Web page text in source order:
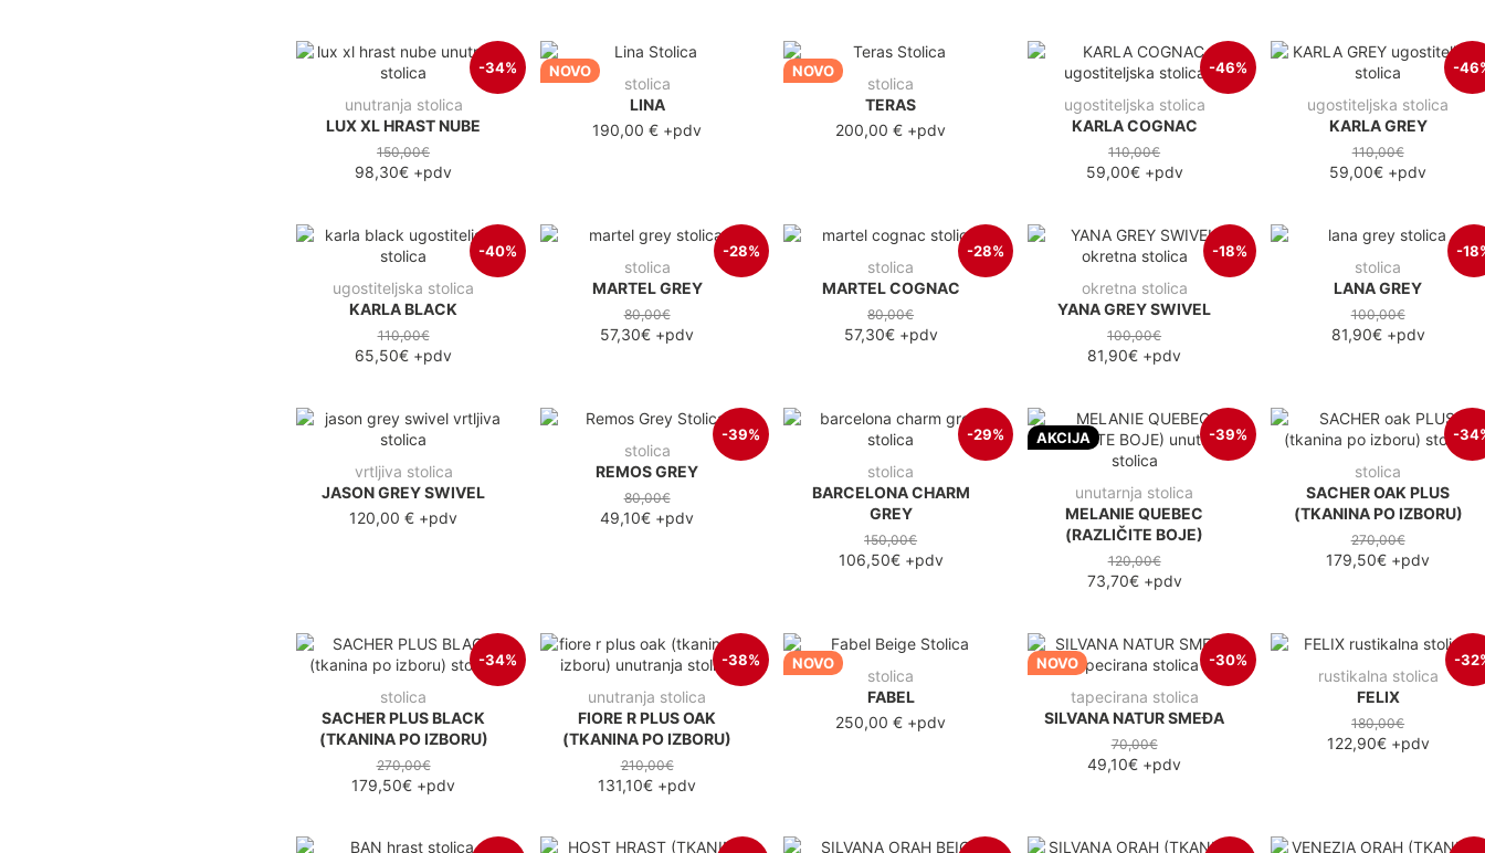
-34%
unutranja stolica
LUX XL HRAST NUBE
150,00€
98,30€ +pdv
NOVO
stolica
LINA
190,00 € +pdv
NOVO
stolica
TERAS
200,00 € +pdv
-46%
ugostiteljska stolica
KARLA COGNAC
110,00€
59,00€+pdv
-
ugostiteljska stolica
KARLA GREY
110,00€
59,00€ +pdv
-40%
ugostiteljska stolica
KARLA BLACK
110,00€
65,50€ +pdv
-28%
stolica
MARTEL GREY
80,00€
57,30€ +pdv
-28%
stolica
MARTEL COGNAC
80,00€
57,30€+pdv
-18%
okretna stolica
YANA GREY SWIVEL
100,00€
81,90€ +pdv
-
stolica
LANA GREY
100,00€
81,90€+pdv
vrtljiva stolica
JASON GREY SWIVEL
120,00 € +pdv
-39%
stolica
REMOS GREY
80,00€
49,10€ +pdv
-29%
stolica
BARCELONA CHARM
GREY
150,00€
106,50€+pdv
AKCIJA -39%
unutarnja stolica
MELANIE QUEBEC
(RAZLIČITE BOJE)
120,00€
73,70€+pdv
-
stolica
SACHER OAK PLUS
(TKANINA PO IZBORU)
270,00€
179,50€ +pdv
-34%
stolica
SACHER PLUS BLACK
(TKANINA PO IZBORU)
270,00€
179,50€ +pdv
-38%
unutranja stolica
FIORE R PLUS OAK
(TKANINA PO IZBORU)
210,00€
131,10€ +pdv
NOVO
stolica
FABEL
250,00 € +pdv
NOVO -30%
tapecirana stolica
SILVANA NATUR SMEĐA
70,00€
49,10€ +pdv
-
rustikalna stolica
FELIX
180,00€
122,90€+pdv